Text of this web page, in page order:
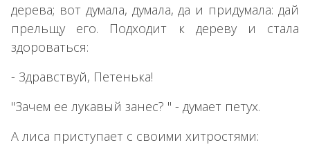
дерева; вот думала, думала, да и придумала: дай
прельщу его. Подходит к дереву и стала
здороваться:
- Здравствуй, Петенька!
"Зачем ее лукавый занес? " - думает петух.
А лиса приступает с своими хитростями: